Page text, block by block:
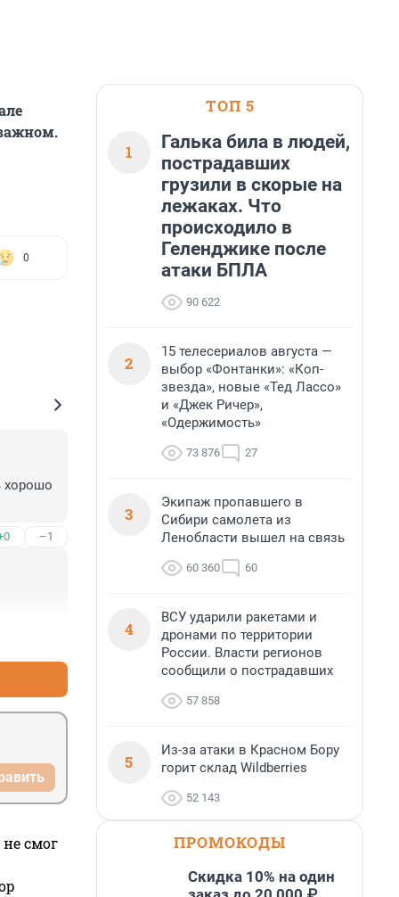
0
хорошо
–1
смог
ТОП 5
1
Галька била в людей,
пострадавших
грузили в скорые на
лежаках. Что
происходило в
Геленджике после
атаки БПЛА
90 622
2
15 телесериалов августа —
выбор «Фонтанки»: «Коп-
звезда», новые «Тед Лассо»
и «Джек Ричер»,
«Одержимость»
73 876 27
3
Экипаж пропавшего в
Сибири самолета из
Ленобласти вышел на связь
60 360 60
4
ВСУ ударили ракетами и
дронами по территории
России. Власти регионов
сообщили о пострадавших
57 858
5
Из-за атаки в Красном Бору
горит склад Wildberries
52 143
ПРОМОКОДЫ
Скидка 10% на один